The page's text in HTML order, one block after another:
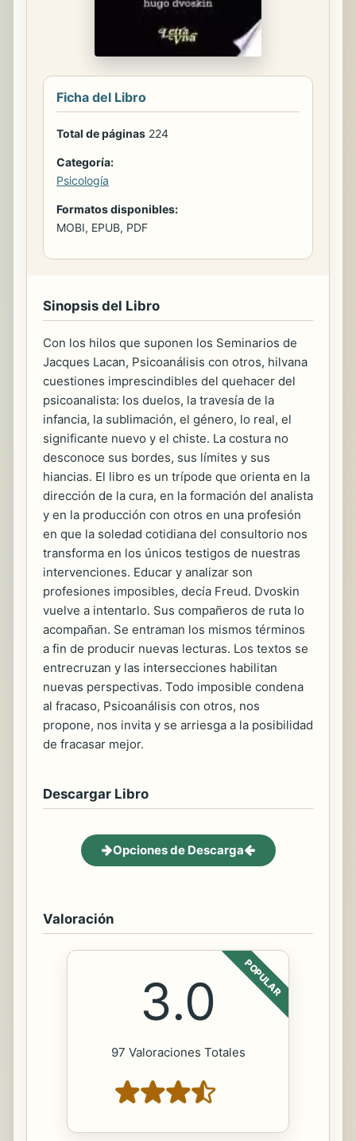
Ficha del Libro
Total de páginas 224
Categoría:
Psicología
Formatos disponibles:
MOBI, EPUB, PDF
Sinopsis del Libro
Con los hilos que suponen los Seminarios de
Jacques Lacan, Psicoanálisis con otros, hilvana
cuestiones imprescindibles del quehacer del
psicoanalista: los duelos, la travesía de la
infancia, la sublimación, el género, lo real, el
significante nuevo y el chiste. La costura no
desconoce sus bordes, sus límites y sus
hiancias. El libro es un trípode que orienta en la
dirección de la cura, en la formación del analista
y en la producción con otros en una profesión
en que la soledad cotidiana del consultorio nos
transforma en los únicos testigos de nuestras
intervenciones. Educar y analizar son
profesiones imposibles, decía Freud. Dvoskin
vuelve a intentarlo. Sus compañeros de ruta lo
acompañan. Se entraman los mismos términos
a fin de producir nuevas lecturas. Los textos se
entrecruzan y las intersecciones habilitan
nuevas perspectivas. Todo imposible condena
al fracaso, Psicoanálisis con otros, nos
propone, nos invita y se arriesga a la posibilidad
de fracasar mejor.
Descargar Libro
Opciones de Descarga
Valoración
POPULAR
3.0
97 Valoraciones Totales